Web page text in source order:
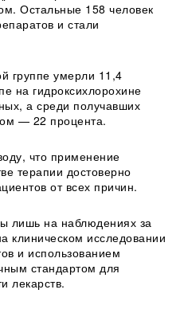
Остальные 158 человек
и стали
группе умерли 11,4
на гидроксихлорохине
а среди получавших
— 22 процента.
что применение
терапии достоверно
от всех причин.
лишь на наблюдениях за
клиническом исследовании
и использованием
стандартом для
лекарств.